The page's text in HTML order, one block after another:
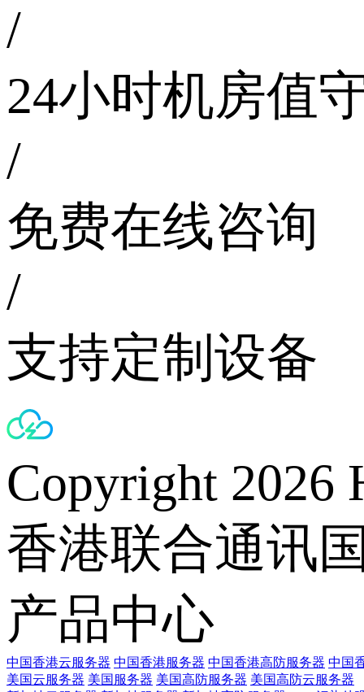
/
24小时机房值
/
免费在线咨询
/
支持定制设备
Copyright 2026
香港联合通讯
产品中心
中国香港云服务器 中国香港服务器 中国香港高防服务器 中国
美国云服务器 美国服务器 美国高防服务器 美国高防云服务器